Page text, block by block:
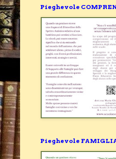
Pieghevole
Pieghevole